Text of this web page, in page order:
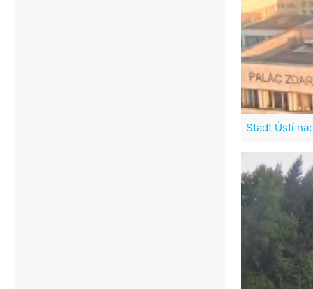
Stadt Ústí